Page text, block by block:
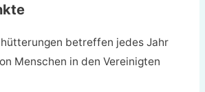
betreffen jedes Jahr
Menschen in den Vereinigten